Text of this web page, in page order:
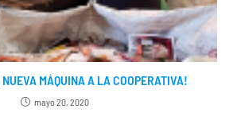
NUEVA MÁQUINA A LA COOPERATIVA!
mayo 20, 2020